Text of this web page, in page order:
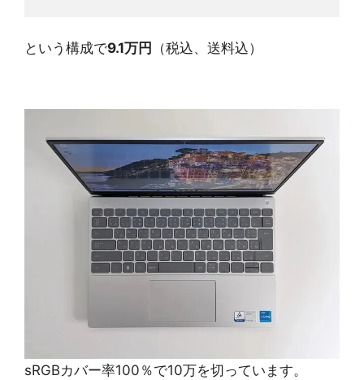
という構成で9.1万円 （税込、送料込）
sRGBカバー率100％で10万を切っています。